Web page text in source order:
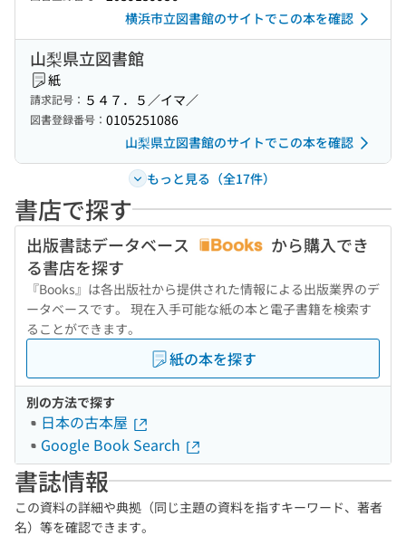
横浜市立図書館のサイトでこの本を確認
山梨県立図書館
紙
請求記号： ５４７．５／イマ／
図書登録番号： 0105251086
山梨県立図書館のサイトでこの本を確認
もっと見る（全17件）
書店で探す
出版書誌データベース
から購入でき
る書店を探す
『Books』は各出版社から提供された情報による出版業界のデ
ータベースです。 現在入手可能な紙の本と電子書籍を検索す
ることができます。
紙の本を探す
別の方法で探す
日本の古本屋
Google Book Search
書誌情報
この資料の詳細や典拠（同じ主題の資料を指すキーワード、著者
名）等を確認できます。